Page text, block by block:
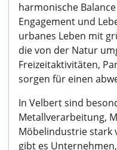
harmonische
Engagement und
urbanes Leben mit
die von der Natur
Freizeitaktivitäten,
sorgen für einen
In Velbert sind
Metallverarbeitung,
Möbelindustrie stark
gibt es